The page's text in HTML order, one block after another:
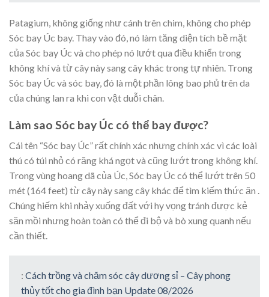
Patagium, không giống như cánh trên chim, không cho phép
Sóc bay Úc bay. Thay vào đó, nó làm tăng diện tích bề mặt
của Sóc bay Úc và cho phép nó lướt qua điều khiển trong
không khí và từ cây này sang cây khác trong tự nhiên. Trong
Sóc bay Úc và sóc bay, đó là một phần lông bao phủ trên da
của chúng lan ra khi con vật duỗi chân.
Làm sao Sóc bay Úc có thể bay được?
Cái tên “Sóc bay Úc” rất chính xác nhưng chính xác vì các loài
thú có túi nhỏ có răng khá ngọt và cũng lướt trong không khí.
Trong vùng hoang dã của Úc, Sóc bay Úc có thể lướt trên 50
mét (164 feet) từ cây này sang cây khác để tìm kiếm thức ăn .
Chúng hiếm khi nhảy xuống đất với hy vọng tránh được kẻ
săn mồi nhưng hoàn toàn có thể đi bộ và bò xung quanh nếu
cần thiết.
: Cách trồng và chăm sóc cây dương sỉ – Cây phong
thủy tốt cho gia đình bạn Update 08/2026